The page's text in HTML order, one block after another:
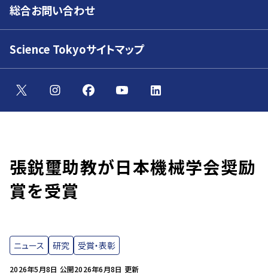
総合お問い合わせ
Science Tokyoサイトマップ
張鋭璽助教が日本機械学会奨励
賞を受賞
2026年5月8日 公開2026年6月8日 更新
ニュース 研究 受賞・表彰